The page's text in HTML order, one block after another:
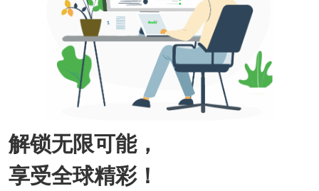
解锁无限可能，
享受全球精彩！